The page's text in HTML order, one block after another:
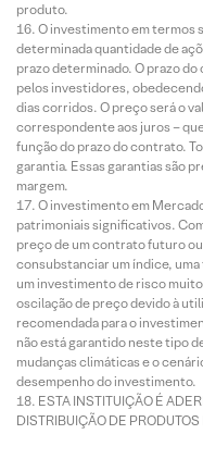
produto.
O investimento em termos
determinada quantidade de
prazo determinado. O prazo
pelos investidores,
dias corridos. O preço será o
correspondente aos juros –
função do prazo do contrato.
garantia. Essas garantias são
margem.
O investimento em
patrimoniais significativos.
preço de um contrato futuro
consubstanciar um índice,
um investimento de risco
oscilação de preço devido à
recomendada para o
não está garantido neste tipo
mudanças climáticas e o
desempenho do investimento.
ESTA INSTITUIÇÃO É
DISTRIBUIÇÃO DE